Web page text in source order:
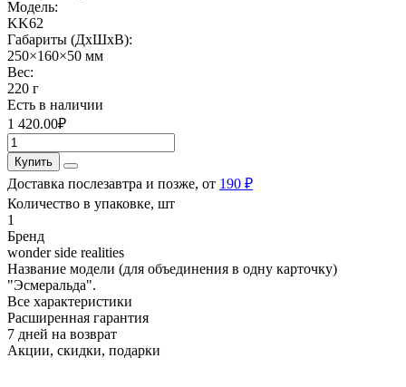
Модель:
KK62
Габариты (ДхШхВ):
250×160×50 мм
Вес:
220 г
Есть в наличии
1 420.00₽
Купить
Доставка послезавтра и позже, от 190 ₽
Количество в упаковке, шт
1
Бренд
wonder side realities
Название модели (для объединения в одну карточку)
"Эсмеральда".
Все характеристики
Расширенная гарантия
7 дней на возврат
Акции, скидки, подарки